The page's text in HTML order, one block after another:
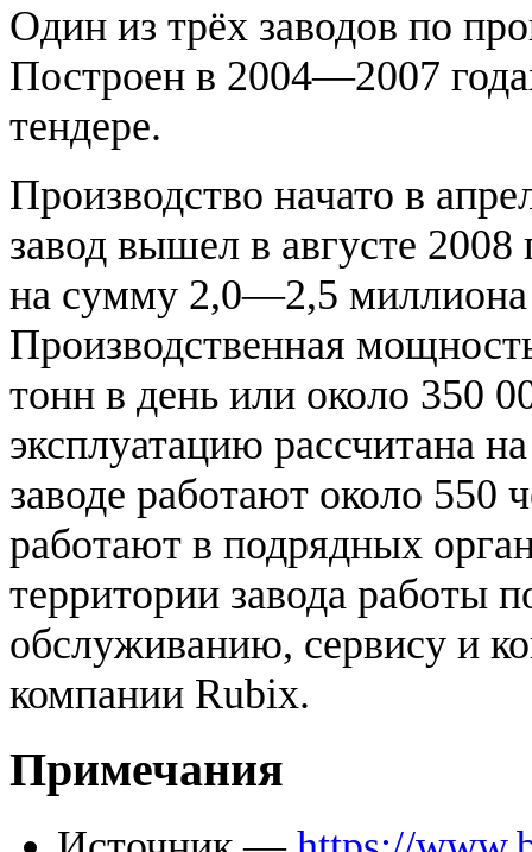
Один из трёх заводов по
Построен в 2004—2007
тендере.
Производство начато в
завод вышел в августе
на сумму 2,0—2,5 миллиона
Производственная
тонн в день или около 350
эксплуатацию рассчитана
заводе работают около 550
работают в подрядных
территории завода работы
обслуживанию, сервису и
компании Rubix.
Примечания